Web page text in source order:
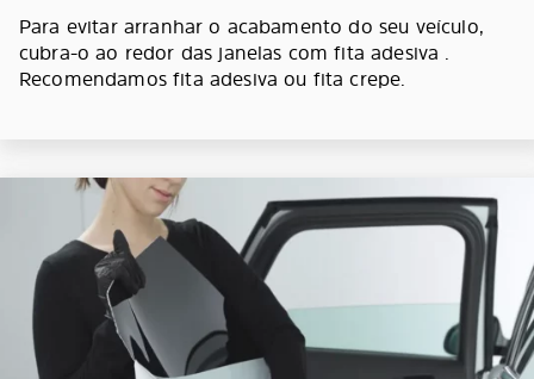
Para evitar arranhar o acabamento do seu veículo,
cubra-o ao redor das janelas com fita adesiva .
Recomendamos fita adesiva ou fita crepe.